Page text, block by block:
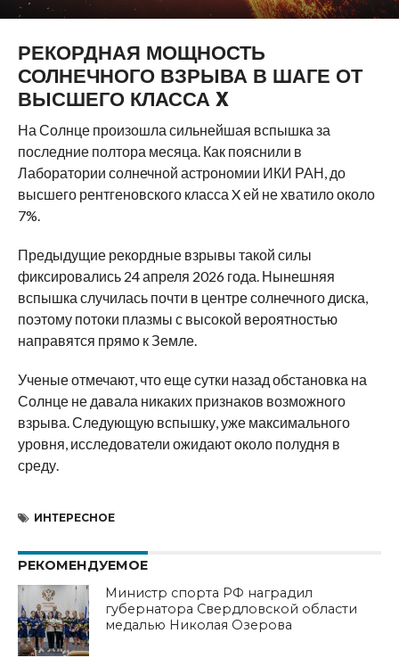
РЕКОРДНАЯ МОЩНОСТЬ
СОЛНЕЧНОГО ВЗРЫВА В ШАГЕ ОТ
ВЫСШЕГО КЛАССА X
На Солнце произошла сильнейшая вспышка за
последние полтора месяца. Как пояснили в
Лаборатории солнечной астрономии ИКИ РАН, до
высшего рентгеновского класса X ей не хватило около
7%.
Предыдущие рекордные взрывы такой силы
фиксировались 24 апреля 2026 года. Нынешняя
вспышка случилась почти в центре солнечного диска,
поэтому потоки плазмы с высокой вероятностью
направятся прямо к Земле.
Ученые отмечают, что еще сутки назад обстановка на
Солнце не давала никаких признаков возможного
взрыва. Следующую вспышку, уже максимального
уровня, исследователи ожидают около полудня в
среду.
ИНТЕРЕСНОЕ
РЕКОМЕНДУЕМОЕ
Министр спорта РФ наградил
губернатора Свердловской области
медалью Николая Озерова